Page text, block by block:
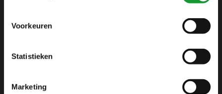
Voorkeuren
Statistieken
Marketing